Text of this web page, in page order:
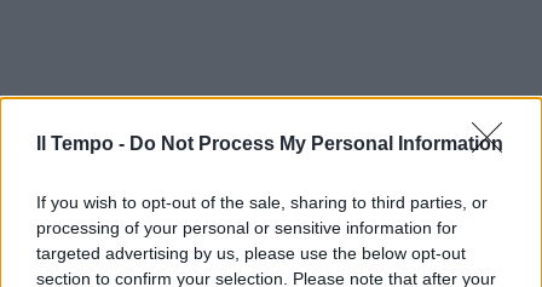
Il Tempo - Do Not Process My Personal Information
If you wish to opt-out of the sale, sharing to third parties, or
processing of your personal or sensitive information for
targeted advertising by us, please use the below opt-out
section to confirm your selection. Please note that after your